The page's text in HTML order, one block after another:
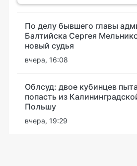
По делу бывшего главы
Балтийска Сергея
новый судья
вчера, 16:08
Облсуд: двое кубинцев
попасть из
Польшу
вчера, 19:29